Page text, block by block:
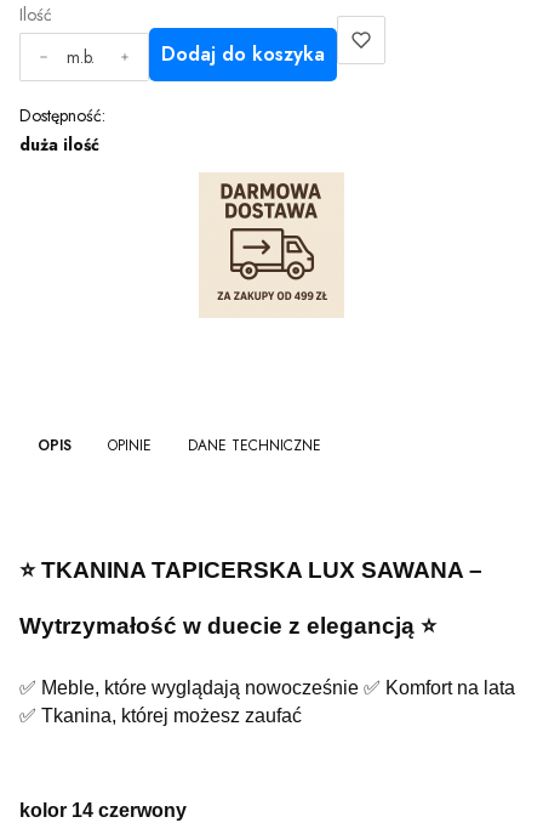
Ilość
m.b.
Dodaj do koszyka
Dostępność:
duża ilość
OPIS OPINIE DANE TECHNICZNE
⭐️ TKANINA TAPICERSKA LUX SAWANA –
Wytrzymałość w duecie z elegancją ⭐️
✅ Meble, które wyglądają nowocześnie ✅ Komfort na lata
✅ Tkanina, której możesz zaufać
kolor 14 czerwony